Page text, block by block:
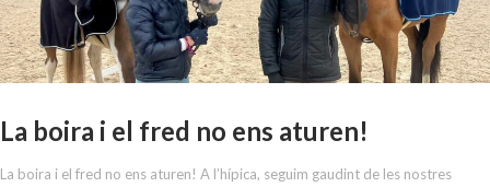
La boira i el fred no ens aturen!
La boira i el fred no ens aturen! A l’hípica, seguim gaudint de les nostres